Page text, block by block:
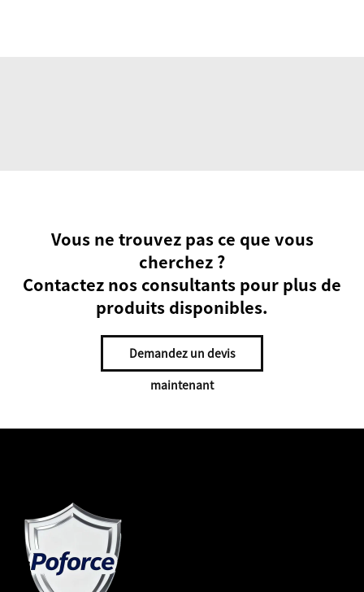
Vous ne trouvez pas ce que vous
cherchez ?
Contactez nos consultants pour plus de
produits disponibles.
Demandez un devis
maintenant